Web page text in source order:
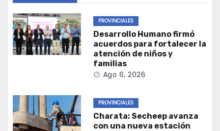
PROVINCIALES
Desarrollo Humano firmó
acuerdos para fortalecer la
atención de niños y
familias
Ago 6, 2026
PROVINCIALES
Charata: Secheep avanza
con una nueva estación